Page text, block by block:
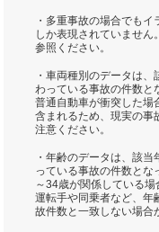
・多重事故の場合でも
しか表現されていませ
参照ください。
・車両種別のデータは
わっている事故の件数と
普通自動車が衝突した場
含まれるため、現実の事
注意ください。
・年齢のデータは、該
っている事故の件数と
～34歳が関係している
運転手や同乗者など、年
故件数と一致しない場合